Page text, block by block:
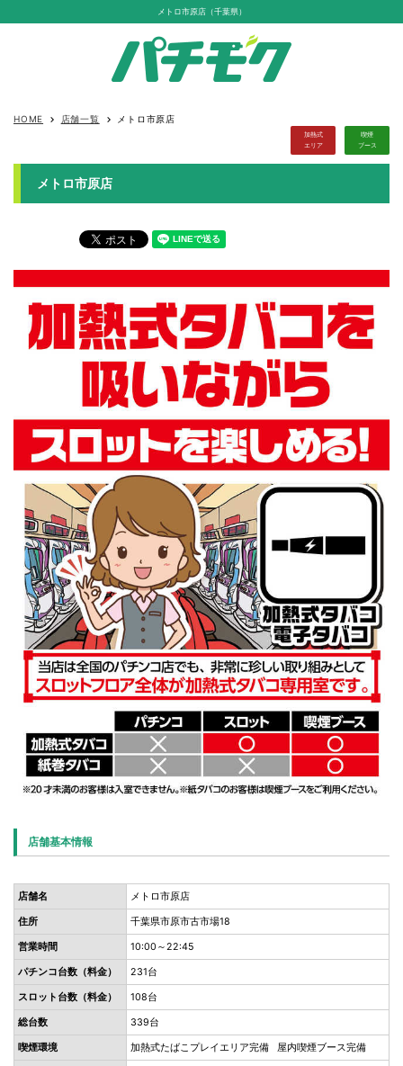
メトロ市原店（千葉県）
HOME keyboard_arrow_right 店舗一覧 keyboard_arrow_right メトロ市原店
加熱式
エリア
喫煙
ブース
メトロ市原店
店舗基本情報
店舗名 メトロ市原店
住所 千葉県市原市古市場18
営業時間 10:00～22:45
パチンコ台数（料金） 231台
スロット台数（料金） 108台
総台数 339台
喫煙環境 加熱式たばこプレイエリア完備 屋内喫煙ブース完備